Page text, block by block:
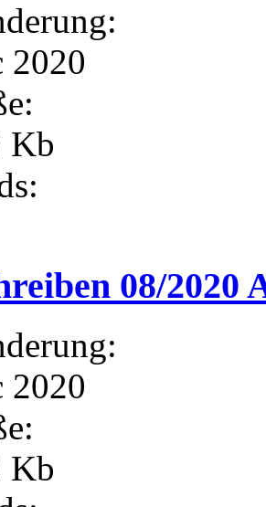
2020
Kb
08/2020
2020
Kb